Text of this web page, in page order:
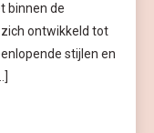
binnen de
ontwikkeld tot
stijlen en